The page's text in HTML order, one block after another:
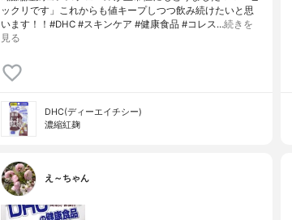
ックリです」これからも値キープしつつ飲み続けたいと思
います！！#DHC #スキンケア #健康食品 #コレス…続きを
見る
DHC(ディーエイチシー)
濃縮紅麹
え～ちゃん